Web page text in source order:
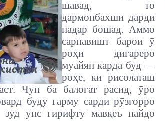
шавад, то
дармонбахши дарди
падар бошад. Аммо
сарнавишт барои ӯ
роҳи дигареро
муайян карда буд —
роҳе, ки рисолаташ
. Чун ба балоғат расид, ӯро
буду гарму сарди рӯзгорро
зуд унс гирифту мавқеъ пайдо